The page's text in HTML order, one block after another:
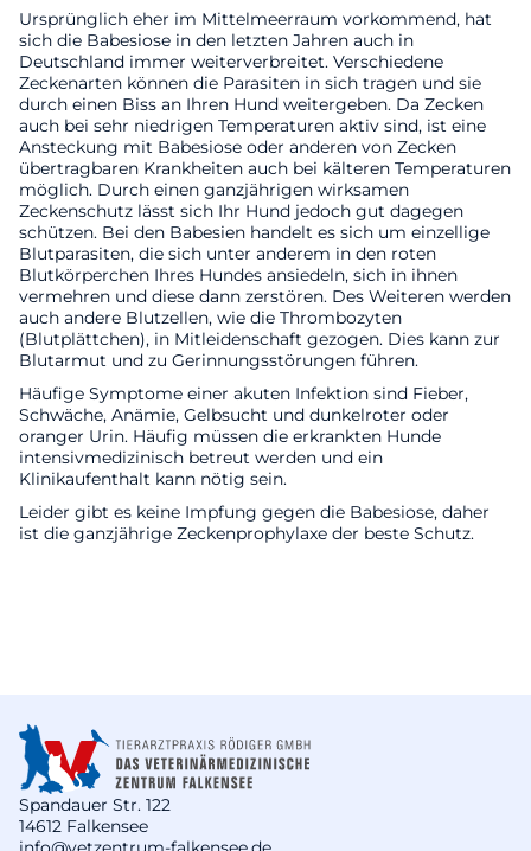
Ursprünglich eher im Mittelmeerraum vorkommend, hat
sich die Babesiose in den letzten Jahren auch in
Deutschland immer weiterverbreitet. Verschiedene
Zeckenarten können die Parasiten in sich tragen und sie
durch einen Biss an Ihren Hund weitergeben. Da Zecken
auch bei sehr niedrigen Temperaturen aktiv sind, ist eine
Ansteckung mit Babesiose oder anderen von Zecken
übertragbaren Krankheiten auch bei kälteren Temperaturen
möglich. Durch einen ganzjährigen wirksamen
Zeckenschutz lässt sich Ihr Hund jedoch gut dagegen
schützen. Bei den Babesien handelt es sich um einzellige
Blutparasiten, die sich unter anderem in den roten
Blutkörperchen Ihres Hundes ansiedeln, sich in ihnen
vermehren und diese dann zerstören. Des Weiteren werden
auch andere Blutzellen, wie die Thrombozyten
(Blutplättchen), in Mitleidenschaft gezogen. Dies kann zur
Blutarmut und zu Gerinnungsstörungen führen.
Häufige Symptome einer akuten Infektion sind Fieber,
Schwäche, Anämie, Gelbsucht und dunkelroter oder
oranger Urin. Häufig müssen die erkrankten Hunde
intensivmedizinisch betreut werden und ein
Klinikaufenthalt kann nötig sein.
Leider gibt es keine Impfung gegen die Babesiose, daher
ist die ganzjährige Zeckenprophylaxe der beste Schutz.
Spandauer Str. 122
14612 Falkensee